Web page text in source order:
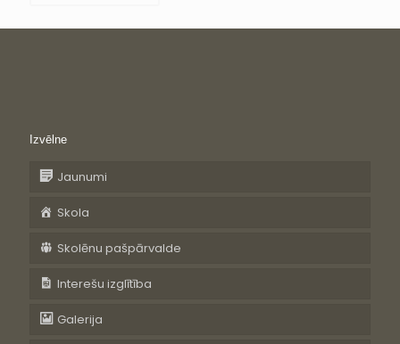
Izvēlne
Jaunumi
Skola
Skolēnu pašpārvalde
Interešu izglītība
Galerija